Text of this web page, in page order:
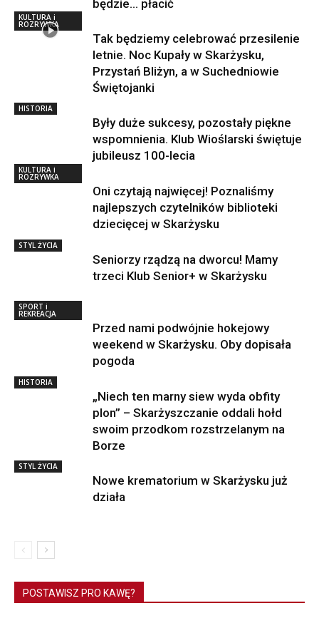
będzie… płacić
KULTURA i
ROZRYWKA
Tak będziemy celebrować przesilenie
letnie. Noc Kupały w Skarżysku,
Przystań Bliżyn, a w Suchedniowie
Świętojanki
HISTORIA
Były duże sukcesy, pozostały piękne
wspomnienia. Klub Wioślarski świętuje
jubileusz 100-lecia
KULTURA i
ROZRYWKA
Oni czytają najwięcej! Poznaliśmy
najlepszych czytelników biblioteki
dziecięcej w Skarżysku
STYL ŻYCIA
Seniorzy rządzą na dworcu! Mamy
trzeci Klub Senior+ w Skarżysku
SPORT i
REKREACJA
Przed nami podwójnie hokejowy
weekend w Skarżysku. Oby dopisała
pogoda
HISTORIA
„Niech ten marny siew wyda obfity
plon” – Skarżyszczanie oddali hołd
swoim przodkom rozstrzelanym na
Borze
STYL ŻYCIA
Nowe krematorium w Skarżysku już
działa
POSTAWISZ PRO KAWĘ?